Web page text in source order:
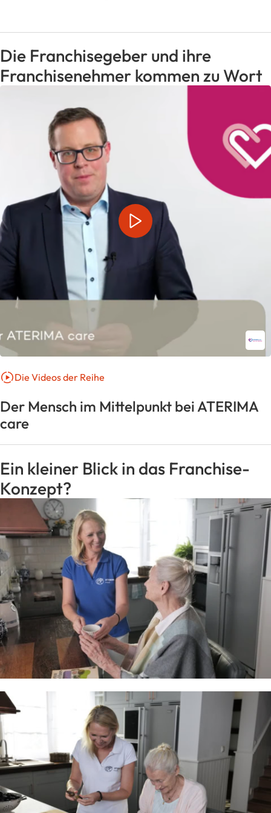
Die Franchisegeber und ihre
Franchisenehmer kommen zu Wort
Der Mensch im Mittelpunkt bei ATERIMA
care
Die Videos der Reihe
Ein kleiner Blick in das Franchise-
Konzept?